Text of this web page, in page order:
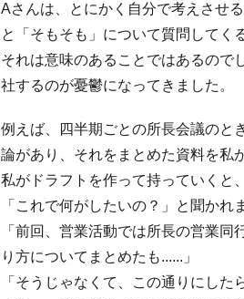
Aさんは、とにかく自分で考えさせ
と「そもそも」について質問してく
それは意味のあることではあるので
社するのが憂鬱になってきました。
例えば、四半期ごとの所長会議のと
論があり、それをまとめた資料を私
私がドラフトを作って持っていくと
「これで何がしたいの？」と聞かれ
「前回、営業活動では所長の営業
り方についてまとめたも......」
「そうじゃなくて、この通りにした